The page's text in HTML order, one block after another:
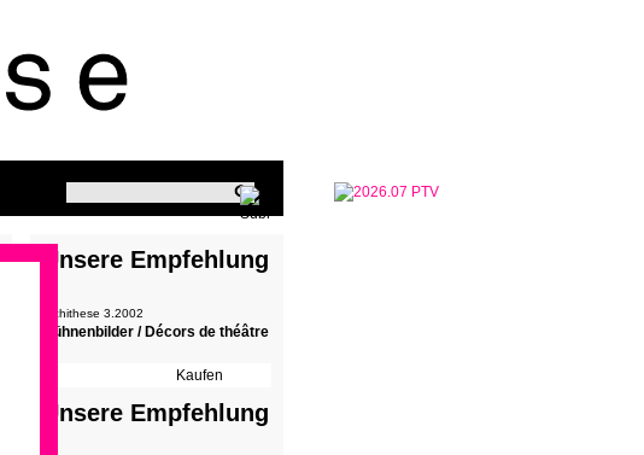
Unsere Empfehlung
archithese 3.2002
Bühnenbilder / Décors de théâtre
Unsere Empfehlung